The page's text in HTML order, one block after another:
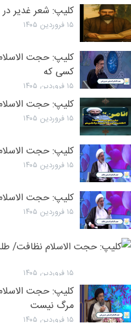
کلیپ: شعر غدیر در
۱۵ فروردین ۱۴۰۵
کلیپ: حجت
کسی که
۱۵ فروردین ۱۴۰۵
کلیپ: حجت
۱۵ فروردین ۱۴۰۵
کلیپ: حجت
۱۵ فروردین ۱۴۰۵
کلیپ: حجت
۱۵ فروردین ۱۴۰۵
۱۵ فروردین ۱۴۰۵
کلیپ: حجت
مرگ نیست
۱۵ فروردین ۱۴۰۵